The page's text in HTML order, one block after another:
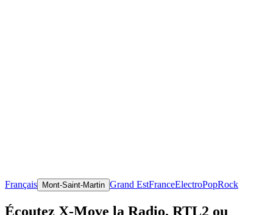
Français Mont-Saint-Martin Grand EstFranceElectroPopRock
Écoutez X-Move la Radio, RTL2 ou